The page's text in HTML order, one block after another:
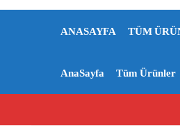
ANASAYFA TÜM
AnaSayfa Tüm Ürünler